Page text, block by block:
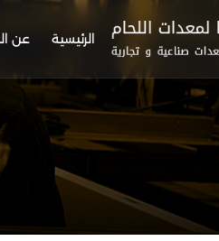
الرئيسية عن